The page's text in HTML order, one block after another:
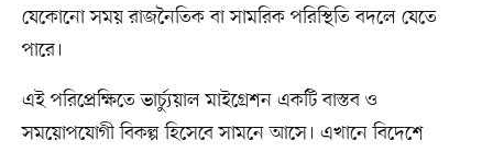
যেকোনো সময় রাজনৈতিক বা সামরিক পরিস্থিতি বদলে যেতে
পারে।
এই পরিপ্রেক্ষিতে ভার্চ্যুয়াল মাইগ্রেশন একটি বাস্তব ও
সময়োপযোগী বিকল্প হিসেবে সামনে আসে। এখানে বিদেশে